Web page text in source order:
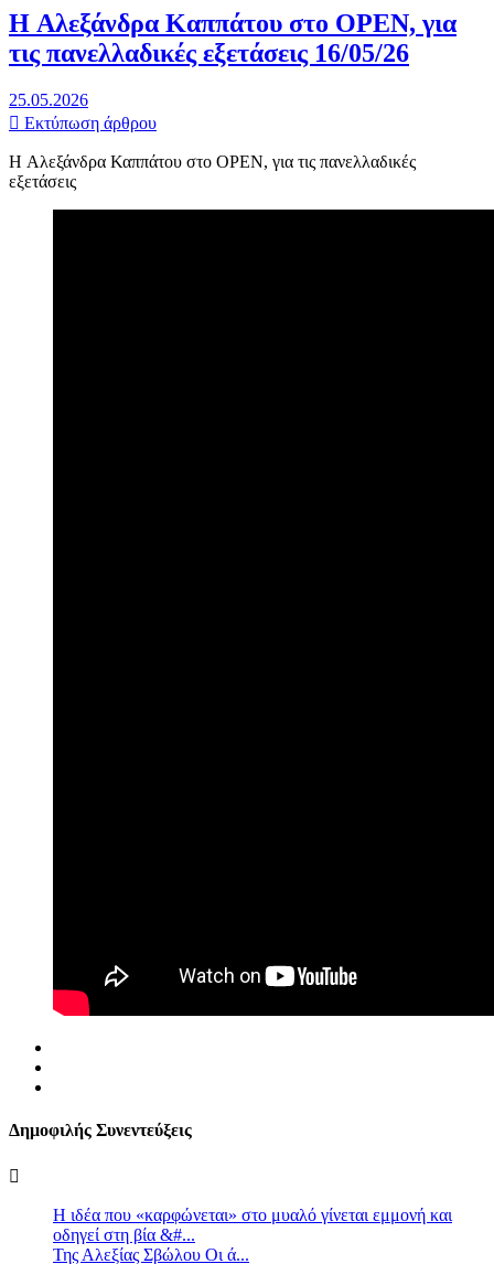
H Αλεξάνδρα Καππάτου στο OPEN, για
τις πανελλαδικές εξετάσεις 16/05/26
25.05.2026
Εκτύπωση άρθρου
H Αλεξάνδρα Καππάτου στο OPEN, για τις πανελλαδικές
εξετάσεις
Δημοφιλής Συνεντεύξεις
Η ιδέα που «καρφώνεται» στο μυαλό γίνεται εμμονή και
οδηγεί στη βία &#...
Της Αλεξίας Σβώλου Οι ά...